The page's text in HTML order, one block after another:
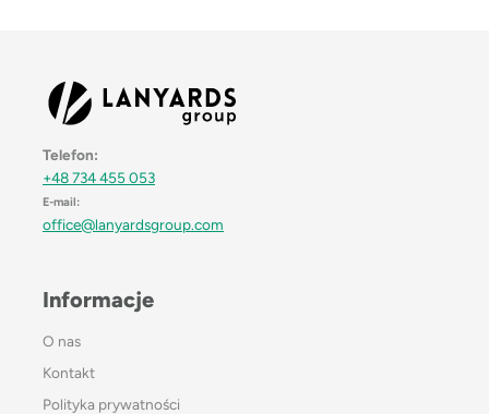
Telefon:
+48 734 455 053
E-mail:
office@lanyardsgroup.com
Informacje
O nas
Kontakt
Polityka prywatności